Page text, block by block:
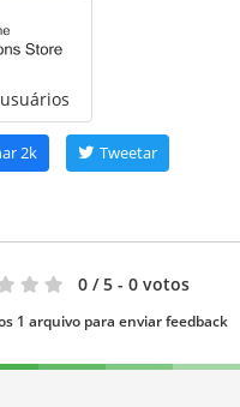
2k Tweetar
0 / 5 - 0 votos
1 arquivo para enviar feedback